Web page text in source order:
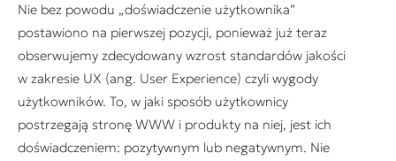
Nie bez powodu „doświadczenie użytkownika”
postawiono na pierwszej pozycji, ponieważ już teraz
obserwujemy zdecydowany wzrost standardów jakości
w zakresie UX (ang. User Experience) czyli wygody
użytkowników. To, w jaki sposób użytkownicy
postrzegają stronę WWW i produkty na niej, jest ich
doświadczeniem: pozytywnym lub negatywnym. Nie